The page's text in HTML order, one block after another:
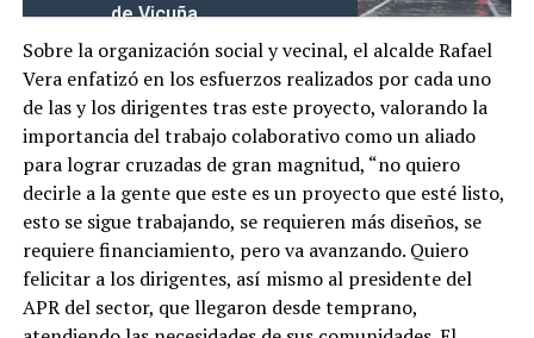
de Vicuña
Sobre la organización social y vecinal, el alcalde Rafael
Vera enfatizó en los esfuerzos realizados por cada uno
de las y los dirigentes tras este proyecto, valorando la
importancia del trabajo colaborativo como un aliado
para lograr cruzadas de gran magnitud, “no quiero
decirle a la gente que este es un proyecto que esté listo,
esto se sigue trabajando, se requieren más diseños, se
requiere financiamiento, pero va avanzando. Quiero
felicitar a los dirigentes, así mismo al presidente del
APR del sector, que llegaron desde temprano,